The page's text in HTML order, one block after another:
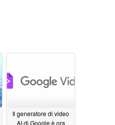
Il generatore di video
AI di Google è ora